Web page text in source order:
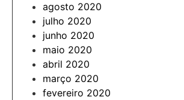
agosto 2020
julho 2020
junho 2020
maio 2020
abril 2020
março 2020
fevereiro 2020